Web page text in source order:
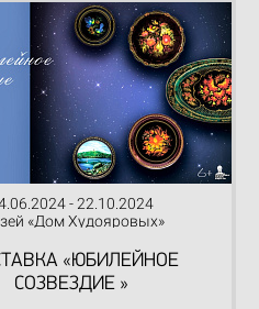
- 22.10.2024
«Дом Худояровых»
«ЮБИЛЕЙНОЕ
СОЗВЕЗДИЕ »